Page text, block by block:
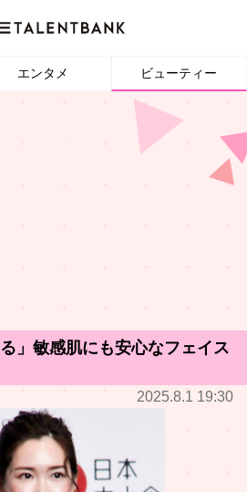
エンタメ ビューティー
」敏感肌にも安心なフェイス
2025.8.1 19:30